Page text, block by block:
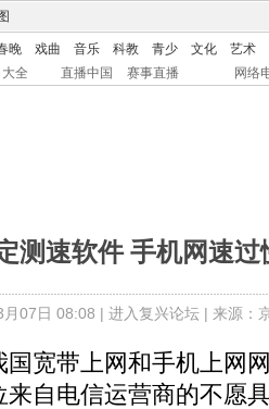
晚 戏曲 音乐 科教 青少 文化
艺术
全 直播中国 赛事直播 网络
测速软件 手机网速过
07日 08:08 | 进入复兴论坛| 来源：
带上网和手机上网
自电信运营商的不愿